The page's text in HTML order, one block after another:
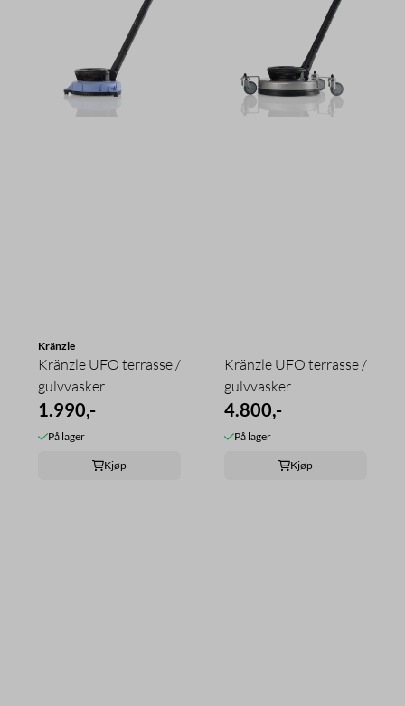
Kränzle
Kränzle UFO terrasse /
gulvvasker
1.990,-
På lager
Kjøp
Kränzle UFO terrasse /
gulvvasker
4.800,-
På lager
Kjøp